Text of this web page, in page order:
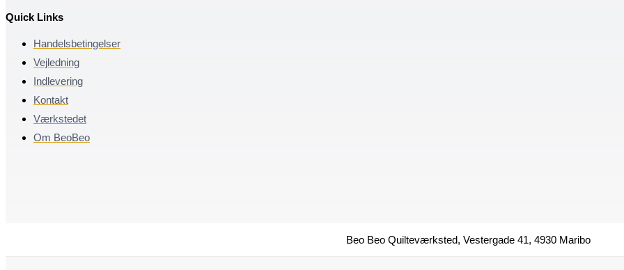
Quick Links
Handelsbetingelser
Vejledning
Indlevering
Kontakt
Værkstedet
Om BeoBeo
Beo Beo Quilteværksted, Vestergade 41, 4930 Maribo